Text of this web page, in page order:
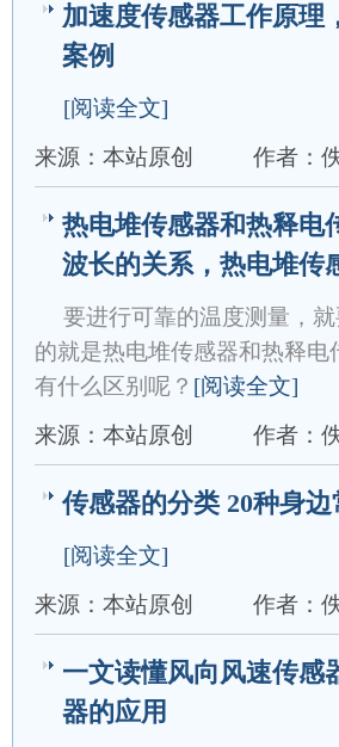
加速度传感器工作原理
案例
[阅读全文]
来源：本站原创
作者：
热电堆传感器和热释电
波长的关系，热电堆传
要进行可靠的温度测量，
的就是热电堆传感器和热释
有什么区别呢？ [阅读全文]
来源：本站原创
作者：
传感器的分类 20种身
[阅读全文]
来源：本站原创
作者：
一文读懂风向风速传感
器的应用